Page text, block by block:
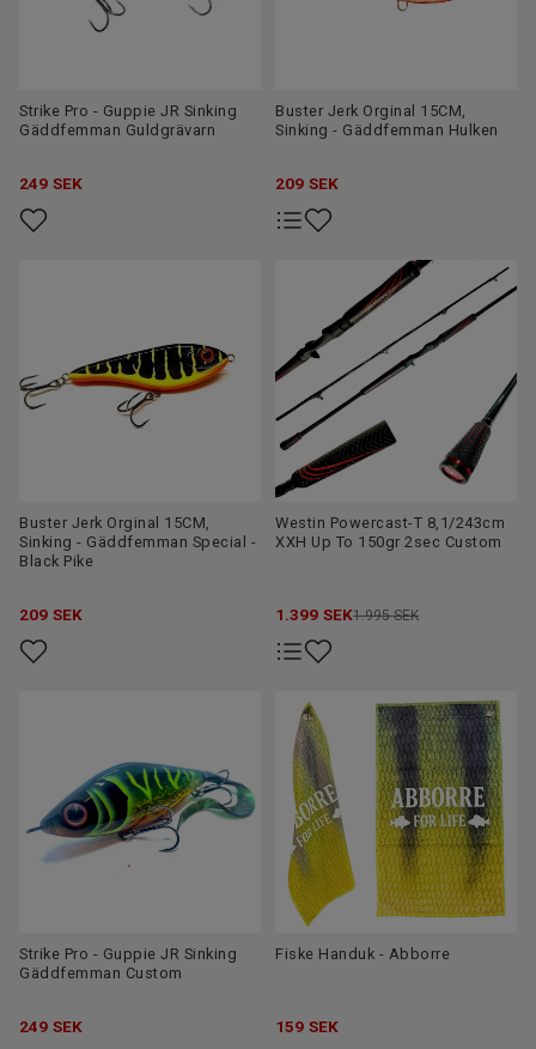
Strike Pro - Guppie JR Sinking
Gäddfemman Guldgrävarn
249 SEK
Buster Jerk Orginal 15CM,
Sinking - Gäddfemman Hulken
209 SEK
Buster Jerk Orginal 15CM,
Sinking - Gäddfemman Special -
Black Pike
209 SEK
Westin Powercast-T 8,1/243cm
XXH Up To 150gr 2sec Custom
1.399 SEK1.995 SEK
Strike Pro - Guppie JR Sinking
Gäddfemman Custom
249 SEK
Fiske Handuk - Abborre
159 SEK